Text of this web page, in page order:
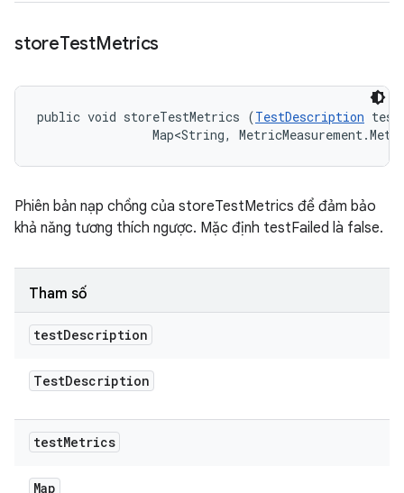
storeTestMetrics
public void storeTestMetrics (TestDescription
Map<String,
Phiên bản nạp chồng của storeTestMetrics để đảm bảo
khả năng tương thích ngược. Mặc định testFailed là false.
Tham số
testDescription
TestDescription
testMetrics
Map